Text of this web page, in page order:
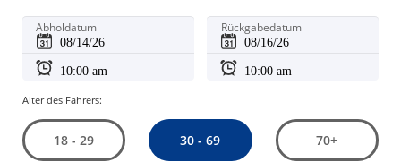
Abholdatum Rückgabedatum
Alter des Fahrers:
18 - 29 30 - 69 70+